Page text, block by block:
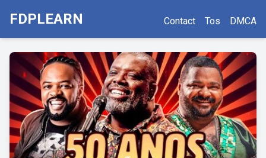
FDPLEARN Contact Tos DMCA